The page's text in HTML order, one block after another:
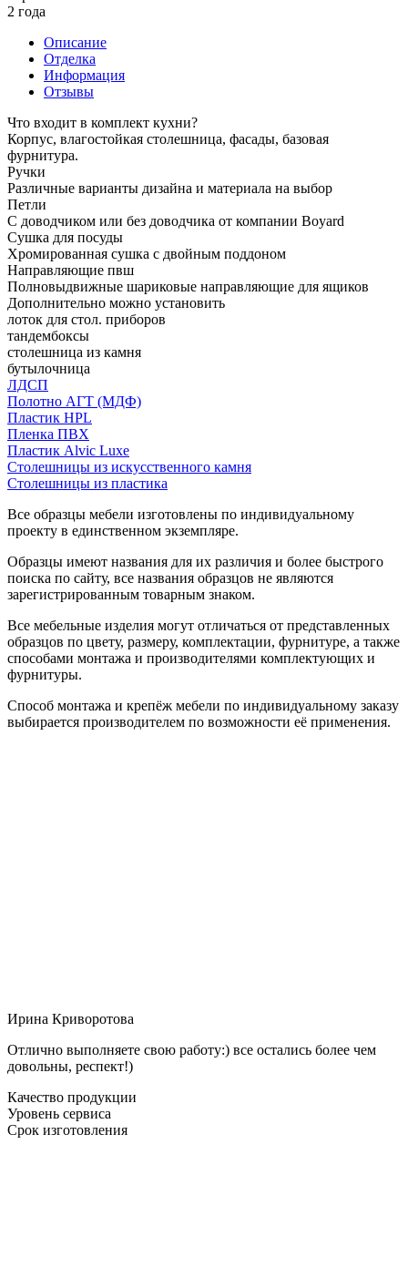
2 года
Описание
Отделка
Информация
Отзывы
Что входит в комплект кухни?
Корпус, влагостойкая столешница, фасады, базовая
фурнитура.
Ручки
Различные варианты дизайна и материала на выбор
Петли
С доводчиком или без доводчика от компании Boyard
Сушка для посуды
Хромированная сушка с двойным поддоном
Направляющие пвш
Полновыдвижные шариковые направляющие для ящиков
Дополнительно можно установить
лоток для стол. приборов
тандембоксы
столешница из камня
бутылочница
ЛДСП
Полотно АГТ (МДФ)
Пластик HPL
Пленка ПВХ
Пластик Alvic Luxe
Столешницы из искусственного камня
Столешницы из пластика
Все образцы мебели изготовлены по индивидуальному
проекту в единственном экземпляре.
Образцы имеют названия для их различия и более быстрого
поиска по сайту, все названия образцов не являются
зарегистрированным товарным знаком.
Все мебельные изделия могут отличаться от представленных
образцов по цвету, размеру, комплектации, фурнитуре, а также
способами монтажа и производителями комплектующих и
фурнитуры.
Способ монтажа и крепёж мебели по индивидуальному заказу
выбирается производителем по возможности её применения.
Ирина Криворотова
Отлично выполняете свою работу:) все остались более чем
довольны, респект!)
Качество продукции
Уровень сервиса
Срок изготовления